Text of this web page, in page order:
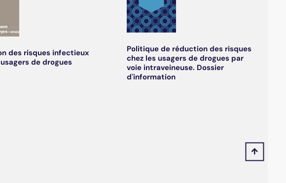
des risques infectieux
de drogues
Politique de réduction des risques
chez les usagers de drogues par
voie intraveineuse. Dossier
d'information